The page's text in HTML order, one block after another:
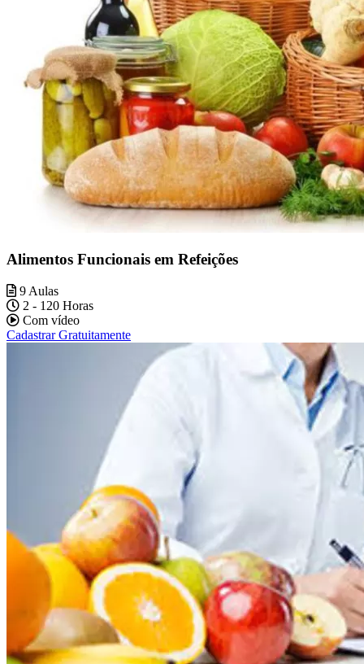
Alimentos Funcionais em Refeições
9 Aulas
2 - 120 Horas
Com vídeo
Cadastrar Gratuitamente